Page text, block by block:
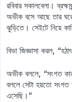
রবিবার সকালবেলা।
অভীক বসে আছে তার
ঝুড়িতে। সেইটে নিয়ে
বিভা জিজ্ঞাসা করল,
অভীক বললে, “সংগত
বললে সেটা হয়তো সংগত
এসেছি।”